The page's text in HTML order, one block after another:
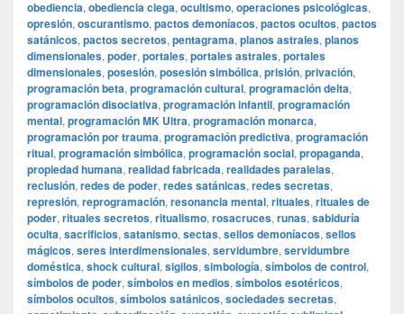
obediencia, obediencia ciega, ocultismo, operaciones psicológicas,
opresión, oscurantismo, pactos demoníacos, pactos ocultos, pactos
satánicos, pactos secretos, pentagrama, planos astrales, planos
dimensionales, poder, portales, portales astrales, portales
dimensionales, posesión, posesión simbólica, prisión, privación,
programación beta, programación cultural, programación delta,
programación disociativa, programación infantil, programación
mental, programación MK Ultra, programación monarca,
programación por trauma, programación predictiva, programación
ritual, programación simbólica, programación social, propaganda,
propiedad humana, realidad fabricada, realidades paralelas,
reclusión, redes de poder, redes satánicas, redes secretas,
represión, reprogramación, resonancia mental, rituales, rituales de
poder, rituales secretos, ritualismo, rosacruces, runas, sabiduría
oculta, sacrificios, satanismo, sectas, sellos demoníacos, sellos
mágicos, seres interdimensionales, servidumbre, servidumbre
doméstica, shock cultural, sigilos, simbología, símbolos de control,
símbolos de poder, símbolos en medios, símbolos esotéricos,
símbolos ocultos, símbolos satánicos, sociedades secretas,